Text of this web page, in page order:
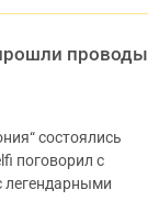
проводы
состоялись
поговорил с
легендарными